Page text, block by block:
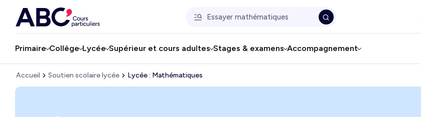
Primaire Collège Lycée Supérieur et cours adultes Stages & examens Accompagnement
Accueil Soutien scolaire lycée Lycée : Mathématiques